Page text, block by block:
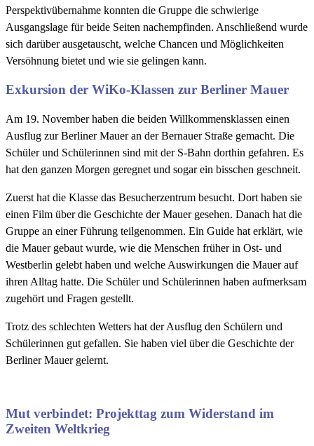
Perspektivübernahme konnten die Gruppe die schwierige
Ausgangslage für beide Seiten nachempfinden. Anschließend wurde
sich darüber ausgetauscht, welche Chancen und Möglichkeiten
Versöhnung bietet und wie sie gelingen kann.
Exkursion der WiKo-Klassen zur Berliner Mauer
Am 19. November haben die beiden Willkommensklassen einen
Ausflug zur Berliner Mauer an der Bernauer Straße gemacht. Die
Schüler und Schülerinnen sind mit der S-Bahn dorthin gefahren. Es
hat den ganzen Morgen geregnet und sogar ein bisschen geschneit.
Zuerst hat die Klasse das Besucherzentrum besucht. Dort haben sie
einen Film über die Geschichte der Mauer gesehen. Danach hat die
Gruppe an einer Führung teilgenommen. Ein Guide hat erklärt, wie
die Mauer gebaut wurde, wie die Menschen früher in Ost- und
Westberlin gelebt haben und welche Auswirkungen die Mauer auf
ihren Alltag hatte. Die Schüler und Schülerinnen haben aufmerksam
zugehört und Fragen gestellt.
Trotz des schlechten Wetters hat der Ausflug den Schülern und
Schülerinnen gut gefallen. Sie haben viel über die Geschichte der
Berliner Mauer gelernt.
Mut verbindet: Projekttag zum Widerstand im
Zweiten Weltkrieg